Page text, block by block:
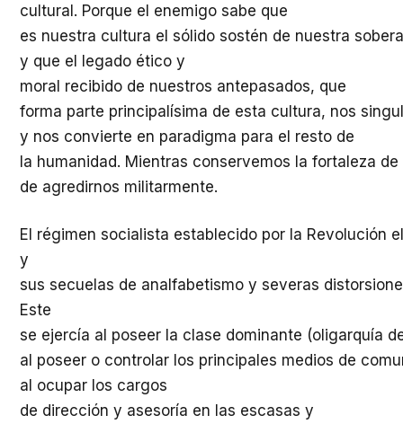
cultural. Porque el enemigo sabe que
es nuestra cultura el sólido sostén de nuestra
y que el legado ético y
moral recibido de nuestros antepasados, que
forma parte principalísima de esta cultura, nos
y nos convierte en paradigma para el resto de
la humanidad. Mientras conservemos la fortaleza
de agredirnos militarmente.
El régimen socialista establecido por la Revolución
y
sus secuelas de analfabetismo y severas
Este
se ejercía al poseer la clase dominante (oligarquía
al poseer o controlar los principales medios de
al ocupar los cargos
de dirección y asesoría en las escasas y